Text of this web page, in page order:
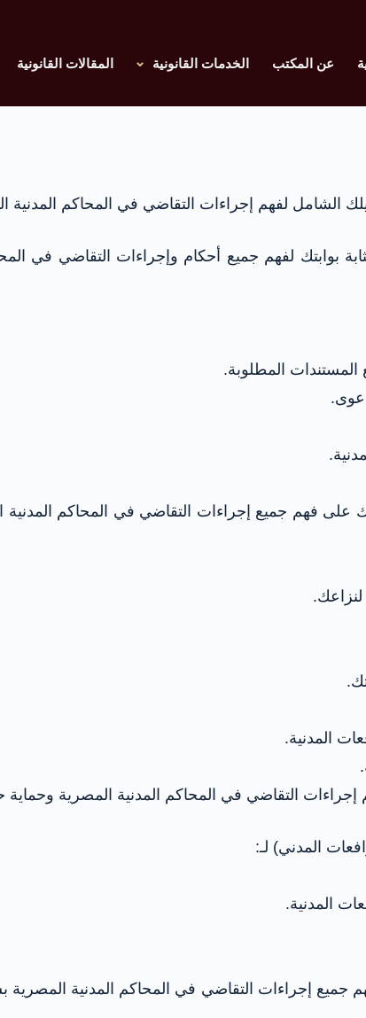
عن المكتب الخدمات القانونية المقالات القانونية
الشامل لفهم إجراءات التقاضي في المحاكم المدنية
بوابتك لفهم جميع أحكام وإجراءات التقاضي في
المطلوبة.
على فهم جميع إجراءات التقاضي في المحاكم
لنزاعك.
المدنية.
التقاضي في المحاكم المدنية المصرية
المدني) لـ:
المدنية.
جميع إجراءات التقاضي في المحاكم المدنية